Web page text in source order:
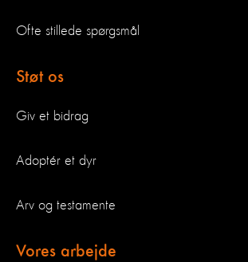
Ofte stillede spørgsmål
Støt os
Giv et bidrag
Adoptér et dyr
Arv og testamente
Vores arbejde